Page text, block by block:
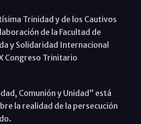
Trinidad y de los Cautivos
de la Facultad de
y Solidaridad Internacional
Congreso Trinitario
Comunión y Unidad” está
la realidad de la persecución